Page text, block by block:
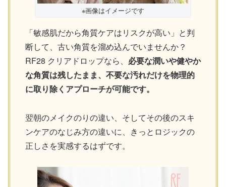
※画像はイメージです
「敏感肌だから角質ケアはリスクが高い」と判
断して、古い角質を溜め込んでいませんか？
RF28 クリアドロップなら、 必要な潤いや健やか
な角質は残したまま、不要な汚れだけを物理的
に取り除くアプローチが可能です。
翌朝のメイクのりの違い、そしてその後のスキ
ンケアのなじみ方の違いに、きっとロジックの
正しさを実感するはずです。